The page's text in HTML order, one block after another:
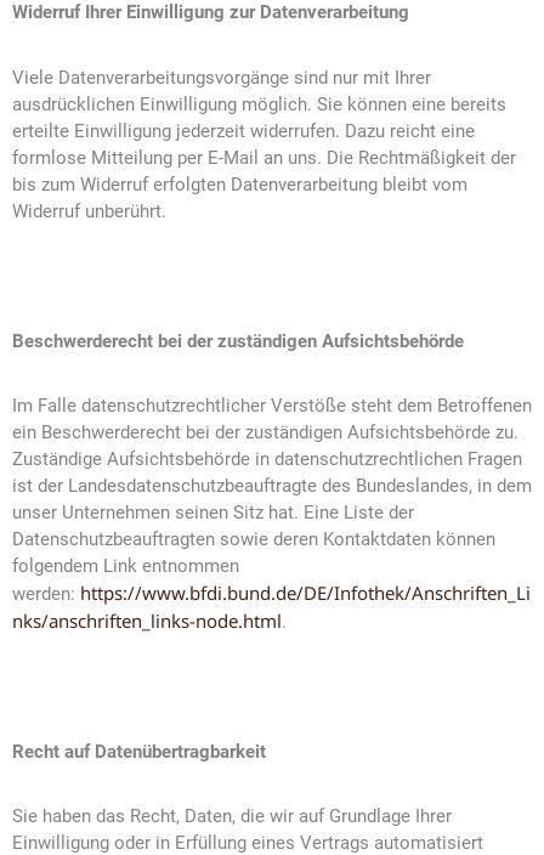
Widerruf Ihrer Einwilligung zur Datenverarbeitung
Viele Datenverarbeitungsvorgänge sind nur mit Ihrer
ausdrücklichen Einwilligung möglich. Sie können eine bereits
erteilte Einwilligung jederzeit widerrufen. Dazu reicht eine
formlose Mitteilung per E-Mail an uns. Die Rechtmäßigkeit der
bis zum Widerruf erfolgten Datenverarbeitung bleibt vom
Widerruf unberührt.
Beschwerderecht bei der zuständigen Aufsichtsbehörde
Im Falle datenschutzrechtlicher Verstöße steht dem Betroffenen
ein Beschwerderecht bei der zuständigen Aufsichtsbehörde zu.
Zuständige Aufsichtsbehörde in datenschutzrechtlichen Fragen
ist der Landesdatenschutzbeauftragte des Bundeslandes, in dem
unser Unternehmen seinen Sitz hat. Eine Liste der
Datenschutzbeauftragten sowie deren Kontaktdaten können
folgendem Link entnommen
werden: https://www.bfdi.bund.de/DE/Infothek/Anschriften_Li
nks/anschriften_links-node.html.
Recht auf Datenübertragbarkeit
Sie haben das Recht, Daten, die wir auf Grundlage Ihrer
Einwilligung oder in Erfüllung eines Vertrags automatisiert